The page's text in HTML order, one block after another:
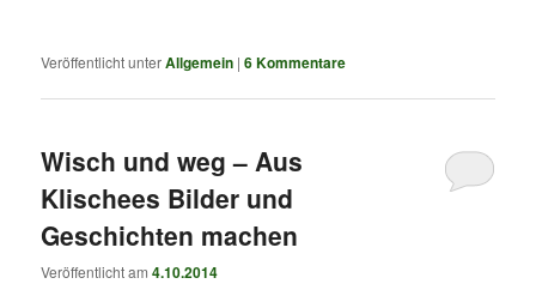
Veröffentlicht unterAllgemein |6Kommentare
Wisch und weg – Aus
Klischees Bilder und
Geschichten machen
Veröffentlicht am4.10.2014